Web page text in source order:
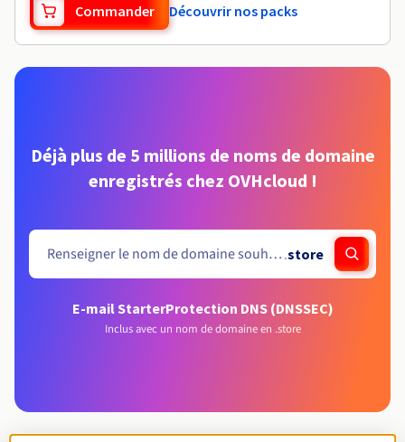
Commander Découvrir nos packs
Déjà plus de 5 millions de noms de domaine
enregistrés chez OVHcloud !
.store
E-mail StarterProtection DNS (DNSSEC)
Inclus avec un nom de domaine en .store